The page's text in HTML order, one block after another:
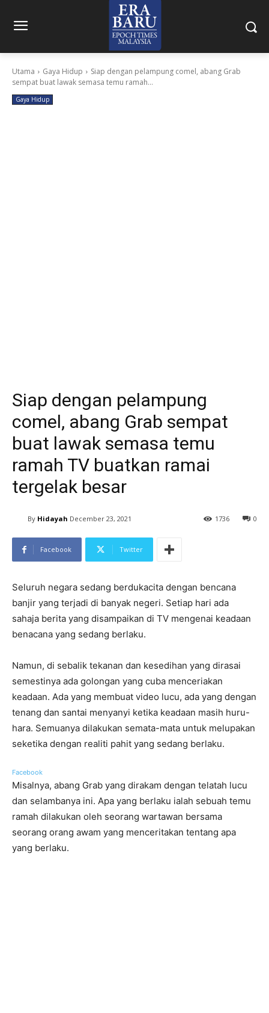
Utama Gaya Hidup
Siap dengan pelampung comel, abang Grab
sempat buat lawak semasa temu ramah...
Gaya Hidup
Siap dengan pelampung
comel, abang Grab sempat
buat lawak semasa temu
ramah TV buatkan ramai
tergelak besar
By Hidayah December 23, 2021 0
1736
Facebook Twitter
Seluruh negara sedang berdukacita dengan bencana
banjir yang terjadi di banyak negeri. Setiap hari ada
sahaja berita yang disampaikan di TV mengenai keadaan
benacana yang sedang berlaku.
Namun, di sebalik tekanan dan kesedihan yang dirasai
semestinya ada golongan yang cuba menceriakan
keadaan. Ada yang membuat video lucu, ada yang dengan
tenang dan santai menyanyi ketika keadaan masih huru-
hara. Semuanya dilakukan semata-mata untuk melupakan
seketika dengan realiti pahit yang sedang berlaku.
Facebook
Misalnya, abang Grab yang dirakam dengan telatah lucu
dan selambanya ini. Apa yang berlaku ialah sebuah temu
ramah dilakukan oleh seorang wartawan bersama
seorang orang awam yang menceritakan tentang apa
yang berlaku.